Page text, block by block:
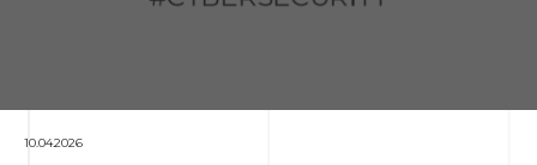
10.04.2026